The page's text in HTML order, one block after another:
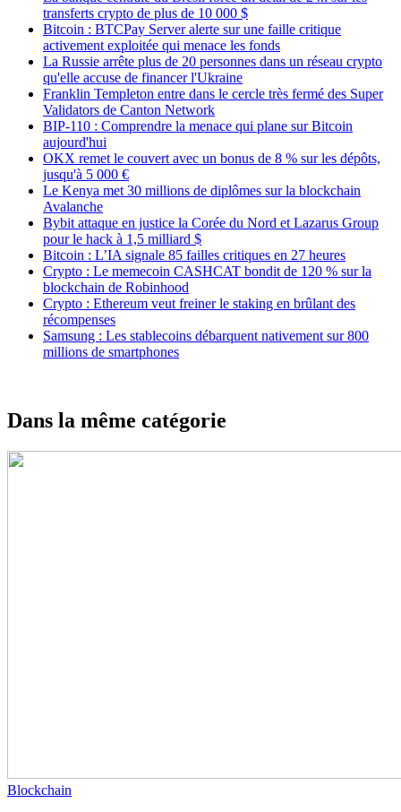
transferts crypto de plus de 10 000 $
Bitcoin : BTCPay Server alerte sur une faille critique
activement exploitée qui menace les fonds
La Russie arrête plus de 20 personnes dans un réseau crypto
qu'elle accuse de financer l'Ukraine
Franklin Templeton entre dans le cercle très fermé des Super
Validators de Canton Network
BIP-110 : Comprendre la menace qui plane sur Bitcoin
aujourd'hui
OKX remet le couvert avec un bonus de 8 % sur les dépôts,
jusqu'à 5 000 €
Le Kenya met 30 millions de diplômes sur la blockchain
Avalanche
Bybit attaque en justice la Corée du Nord et Lazarus Group
pour le hack à 1,5 milliard $
Bitcoin : L’IA signale 85 failles critiques en 27 heures
Crypto : Le memecoin CASHCAT bondit de 120 % sur la
blockchain de Robinhood
Crypto : Ethereum veut freiner le staking en brûlant des
récompenses
Samsung : Les stablecoins débarquent nativement sur 800
millions de smartphones
Dans la même catégorie
Blockchain